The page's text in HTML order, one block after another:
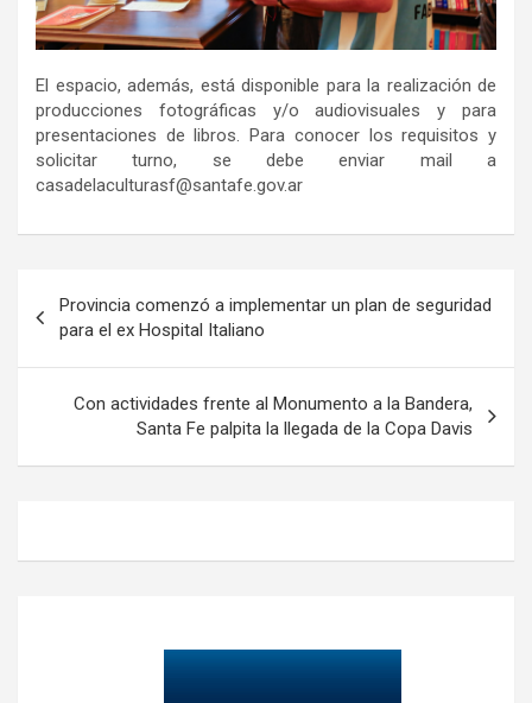
El espacio, además, está disponible para la realización de
producciones fotográficas y/o audiovisuales y para
presentaciones de libros. Para conocer los requisitos y
solicitar turno, se debe enviar mail a
casadelaculturasf@santafe.gov.ar
de
entradas
Provincia comenzó a implementar un plan de seguridad
para el ex Hospital Italiano
Con actividades frente al Monumento a la Bandera,
Santa Fe palpita la llegada de la Copa Davis